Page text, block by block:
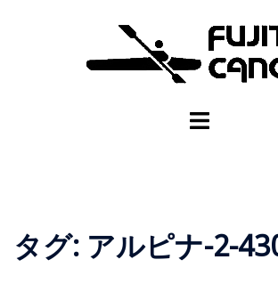
タグ: アルピナ-2-